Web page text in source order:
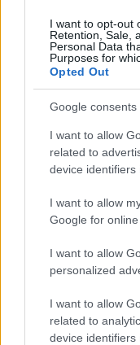
I want to opt-out
Retention, Sale,
Personal Data
Purposes for
Opted Out
Google consents
I want to allow
related to
device identifiers
I want to allow
Google for
I want to allow
personalized
I want to allow
related to
device identifiers
LEGFRISSEBB
Országos hírek
MEGÉRKEZETT
VÍZGYŰJTŐJÉRE
A LAKOSSÁGRA
Országos hírek